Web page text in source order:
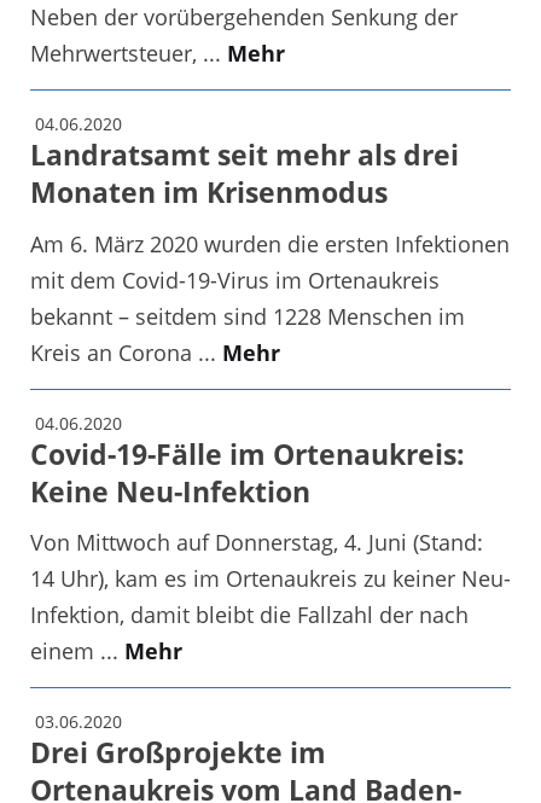
Neben der vorübergehenden Senkung der
Mehrwertsteuer, ... Mehr
04.06.2020
Landratsamt seit mehr als drei
Monaten im Krisenmodus
Am 6. März 2020 wurden die ersten Infektionen
mit dem Covid-19-Virus im Ortenaukreis
bekannt – seitdem sind 1228 Menschen im
Kreis an Corona ... Mehr
04.06.2020
Covid-19-Fälle im Ortenaukreis:
Keine Neu-Infektion
Von Mittwoch auf Donnerstag, 4. Juni (Stand:
14 Uhr), kam es im Ortenaukreis zu keiner Neu-
Infektion, damit bleibt die Fallzahl der nach
einem ... Mehr
03.06.2020
Drei Großprojekte im
Ortenaukreis vom Land Baden-